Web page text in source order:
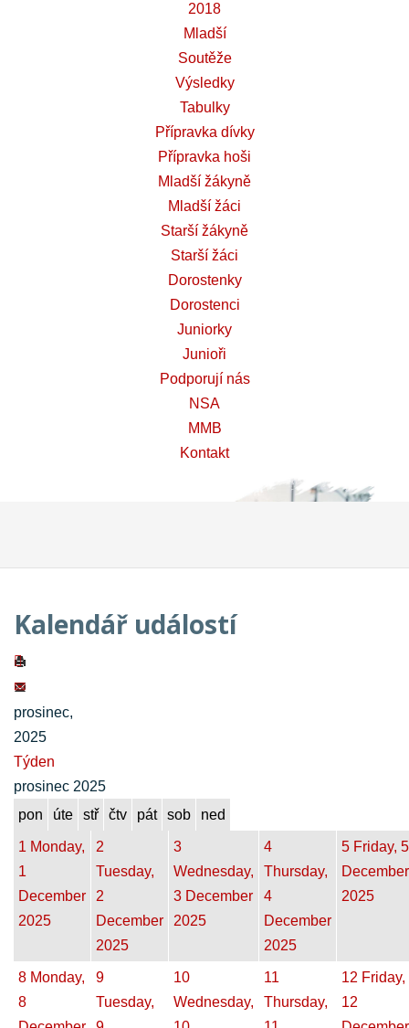
2018
Mladší
Soutěže
Výsledky
Tabulky
Přípravka dívky
Přípravka hoši
Mladší žákyně
Mladší žáci
Starší žákyně
Starší žáci
Dorostenky
Dorostenci
Juniorky
Junioři
Podporují nás
NSA
MMB
Kontakt
Kalendář událostí
prosinec,
2025
Týden
prosinec 2025
pon
úte stř čtv pát sob ned
1 Monday,
1
December
2025
2
Tuesday,
2
December
2025
3
Wednesday,
3 December
2025
4
Thursday,
4
December
2025
5 Friday, 5
December
2025
8 Monday,
8
9
Tuesday,
10
Wednesday,
11
Thursday,
12 Friday,
12